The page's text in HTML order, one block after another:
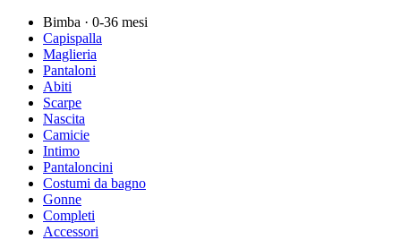
Bimba · 0-36 mesi
Capispalla
Maglieria
Pantaloni
Abiti
Scarpe
Nascita
Camicie
Intimo
Pantaloncini
Costumi da bagno
Gonne
Completi
Accessori